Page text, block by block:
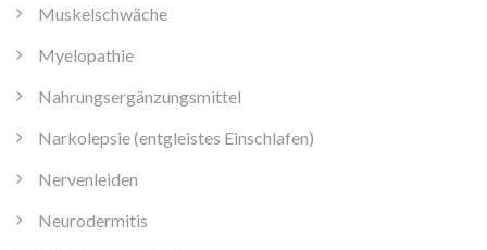
Muskelschwäche
Myelopathie
Nahrungsergänzungsmittel
Narkolepsie (entgleistes Einschlafen)
Nervenleiden
Neurodermitis